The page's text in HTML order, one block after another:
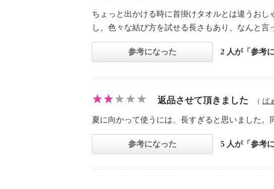
ちょっと出かける時に首掛けタオルとは違うお
し、色々な結び方を試せる長さもあり、なんと
参考になった 2 人が「参考
返品させて頂きました （ ば
夏に向かって使うには、長すぎると思いました。
参考になった 5 人が「参考